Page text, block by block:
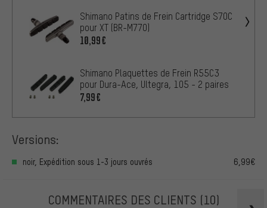
Shimano Patins de Frein Cartridge S70C
pour XT (BR-M770)
10,99€
Shimano Plaquettes de Frein R55C3
pour Dura-Ace, Ultegra, 105 - 2 paires
7,99€
Versions:
noir, Expédition sous 1-3 jours ouvrés 6,99€
COMMENTAIRES DES CLIENTS (10)